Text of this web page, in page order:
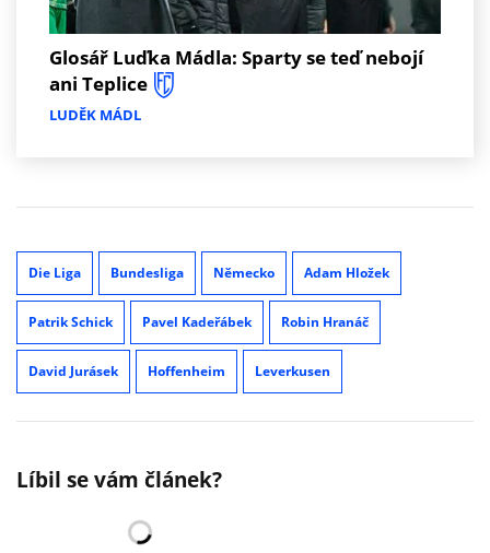
Glosář Luďka Mádla: Sparty se teď nebojí
ani Teplice
LUDĚK MÁDL
Die Liga Bundesliga Německo Adam Hložek
Patrik Schick Pavel Kadeřábek Robin Hranáč
David Jurásek Hoffenheim Leverkusen
Líbil se vám článek?